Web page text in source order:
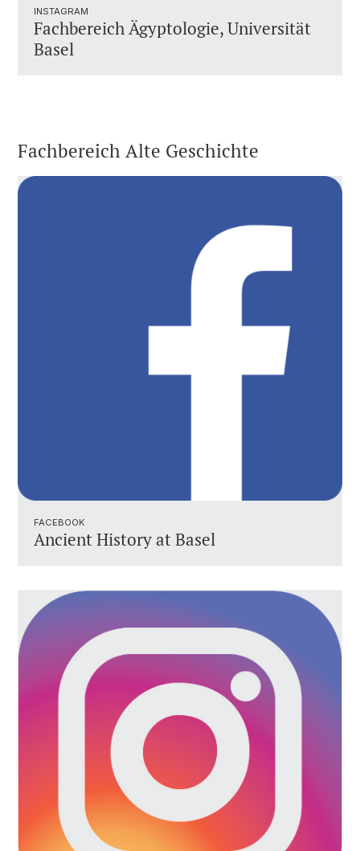
INSTAGRAM
Fachbereich Ägyptologie, Universität
Basel
Fachbereich Alte Geschichte
FACEBOOK
Ancient History at Basel